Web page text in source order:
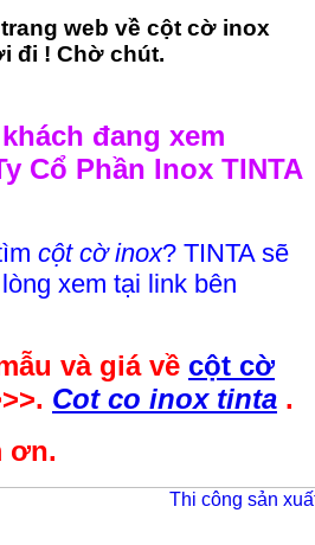
web về cột cờ inox
đi ! Chờ chút.
đang xem
Cổ Phần Inox TINTA
cột cờ inox? TINTA sẽ
xem tại link bên
và giá về cột cờ
Cot co inox tinta .
ơn.